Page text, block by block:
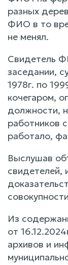
разных
ФИО в то
не менял.
Свидетель
заседании,
1978г. по
кочегаром,
должности,
работников
работало,
Выслушав
свидетелей,
Из
от
архивов и